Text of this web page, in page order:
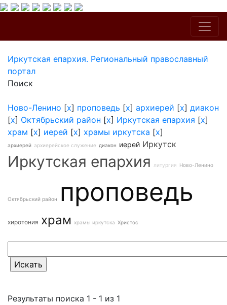
Иркутская епархия. Региональный православный
портал
Поиск
Ново-Ленино [x] проповедь [x] архиерей [x] диакон
[x] Октябрьский район [x] Иркутская епархия [x]
храм [x] иерей [x] храмы иркутска [x]
архиерей архиерейское служение диакон иерей Иркутск
Иркутская епархия литургия Ново-Ленино
Октябрьский район проповедь
хиротония храм храмы иркутска Христос
Результаты поиска 1 - 1 из 1